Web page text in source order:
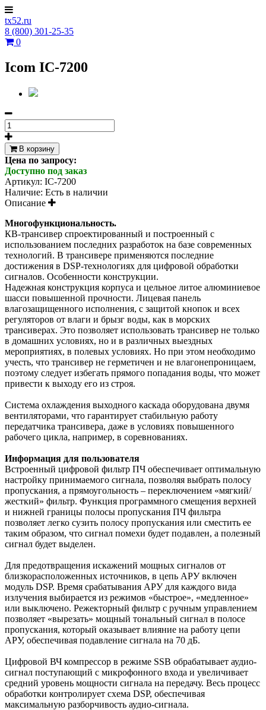
tx52.ru
8 (800) 301-25-35
0
Icom IC-7200
В корзину
Цена по запросу:
Доступно под заказ
Артикул: IC-7200
Наличие: Есть в наличии
Описание
Многофункциональность.
КВ-трансивер спроектированный и построенный с
использованием последних разработок на базе современных
технологий. В трансивере применяются последние
достижения в DSP-технологиях для цифровой обработки
сигналов. Особенности конструкции.
Надежная конструкция корпуса и цельное литое алюминиевое
шасси повышенной прочности. Лицевая панель
влагозащищенного исполнения, с защитой кнопок и всех
регуляторов от влаги и брызг воды, как в морских
трансиверах. Это позволяет использовать трансивер не только
в домашних условиях, но и в различных выездных
мероприятиях, в полевых условиях. Но при этом необходимо
учесть, что трансивер не герметичен и не влагонепроницаем,
поэтому следует избегать прямого попадания воды, что может
привести к выходу его из строя.
Система охлаждения выходного каскада оборудована двумя
вентиляторами, что гарантирует стабильную работу
передатчика трансивера, даже в условиях повышенного
рабочего цикла, например, в соревнованиях.
Информация для пользователя
Встроенный цифровой фильтр ПЧ обеспечивает оптимальную
настройку принимаемого сигнала, позволяя выбрать полосу
пропускания, а прямоугольность – переключением «мягкий/
жесткий» фильтр. Функция программного смещения верхней
и нижней границы полосы пропускания ПЧ фильтра
позволяет легко сузить полосу пропускания или сместить ее
таким образом, что сигнал помехи будет подавлен, а полезный
сигнал будет выделен.
Для предотвращения искажений мощных сигналов от
близкорасположенных источников, в цепь АРУ включен
модуль DSP. Время срабатывания АРУ для каждого вида
излучения выбирается из режимов «быстрое», «медленное»
или выключено. Режекторный фильтр с ручным управлением
позволяет «вырезать» мощный тональный сигнал в полосе
пропускания, который оказывает влияние на работу цепи
АРУ, обеспечивая подавление сигнала на 70 дБ.
Цифровой ВЧ компрессор в режиме SSB обрабатывает аудио-
сигнал поступающий с микрофонного входа и увеличивает
средний уровень мощности сигнала на передачу. Весь процесс
обработки контролирует схема DSP, обеспечивая
максимальную разборчивость аудио-сигнала.